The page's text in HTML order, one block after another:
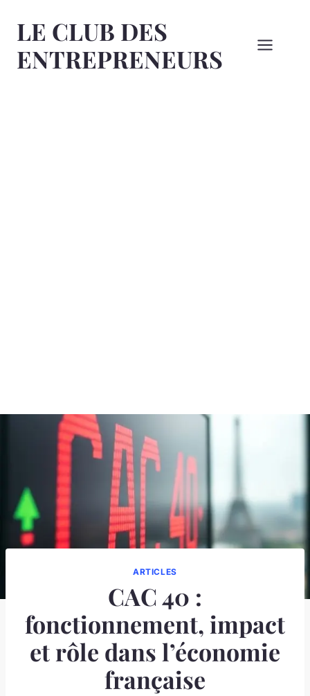
LE CLUB DES
ENTREPRENEURS
ARTICLES
CAC 40 :
fonctionnement, impact
et rôle dans l’économie
française